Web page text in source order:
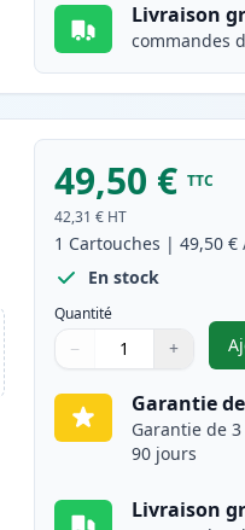
Livraison
commandes
49,50 € TTC
42,31 € HT
1 Cartouches |49,50 €
En stock
Quantité
Quantité
Utilisez les boutons
− +
Quantité
Garantie
Garantie de
90 jours
Livraison